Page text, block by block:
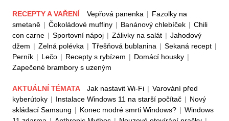
RECEPTY A VAŘENÍ Vepřová panenka | Fazolky na
smetaně | Čokoládové muffiny | Banánový chlebíček | Chili
con carne | Sportovní nápoj | Zálivky na salát | Jahodový
džem | Zelná polévka | Třešňová bublanina | Sekaná recept |
Perník | Lečo | Recepty s rybízem | Domácí housky |
Zapečené brambory s uzeným
AKTUÁLNÍ TÉMATA Jak nastavit Wi-Fi | Varování před
kyberútoky | Instalace Windows 11 na starší počítač | Nový
skládací Samsung | Konec modré smrti Windows? | Windows